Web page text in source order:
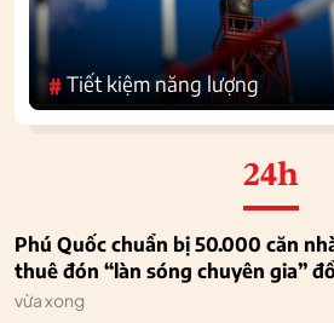
#Tiết kiệm năng lượng
24h
Phú Quốc chuẩn bị 50.000 căn
thuê đón “làn sóng chuyên gia”
vừa xong